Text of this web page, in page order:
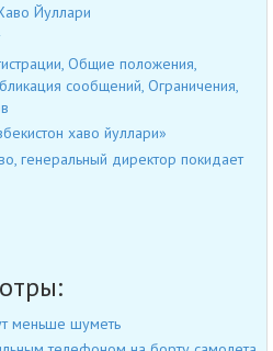
Йуллари
Общие положения,
сообщений, Ограничения,
хаво йуллари»
генеральный директор покидает
меньше шуметь